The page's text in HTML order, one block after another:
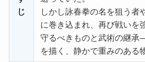
じ
しかし詠春拳の名を狙う者
に巻き込まれ、再び戦いを
守るべきものと武術の継
を描く、静かで重みのある